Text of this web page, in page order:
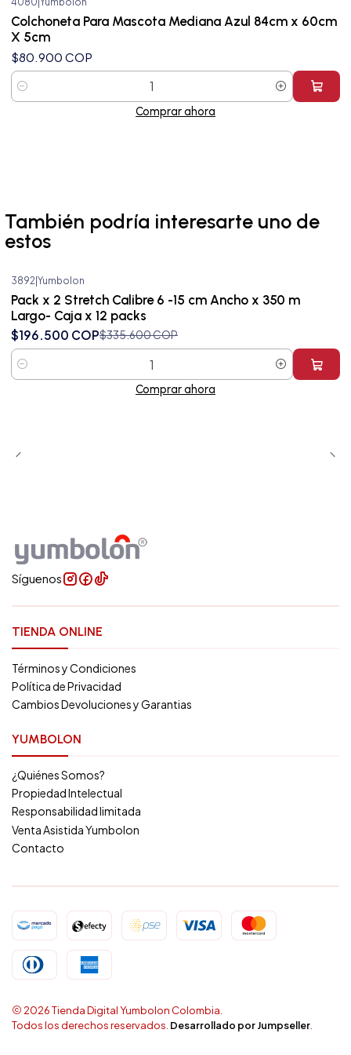
Colchoneta Para Mascota Mediana Azul 84cm x 60cm
X 5cm
$80.900 COP
Cantidad
Comprar ahora
También podría interesarte uno de
estos
-41%OFF
3892 Yumbolon
Pack x 2 Stretch Calibre 6 -15 cm Ancho x 350 m
Largo- Caja x 12 packs
$196.500 COP$335.600 COP
Cantidad
Comprar ahora
Síguenos
TIENDA ONLINE
Términos y Condiciones
Política de Privacidad
Cambios Devoluciones y Garantias
YUMBOLON
¿Quiénes Somos?
Propiedad Intelectual
Responsabilidad limitada
Venta Asistida Yumbolon
Contacto
2026 Tienda Digital Yumbolon Colombia.
Todos los derechos reservados. Desarrollado por Jumpseller.